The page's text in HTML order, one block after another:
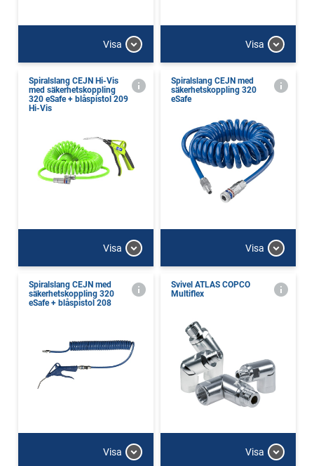
Visa Visa
Spiralslang CEJN Hi-Vis
med säkerhetskoppling
320 eSafe + blåspistol 209
Hi-Vis
Visa
Spiralslang CEJN med
säkerhetskoppling 320
eSafe
Visa
Spiralslang CEJN med
säkerhetskoppling 320
eSafe + blåspistol 208
Visa
Svivel ATLAS COPCO
Multiflex
Visa